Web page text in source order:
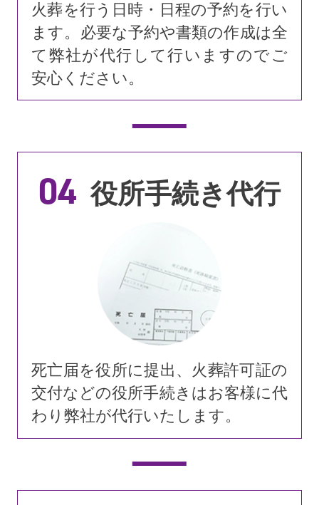
火葬を行う日時・日程の予約を行い
ます。必要な予約や書類の作成は全
て弊社が代行して行いますのでご
安心ください。
04 役所手続き代行
死亡届を役所に提出、火葬許可証の
交付などの役所手続きはお客様に代
わり弊社が代行いたします。